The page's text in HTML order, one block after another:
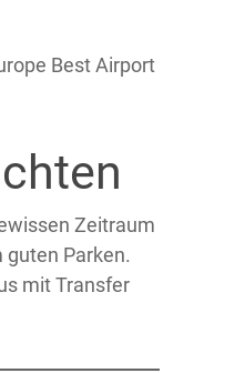
Best Airport
Zeitraum
Parken.
mit Transfer